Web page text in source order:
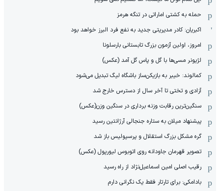
حمله به کشتی اماراتی در تنگه هرمز
اکبریان: کادر مدیریتی جدید به نفع فرد البرز خواهد بود
امروز، اولین آزمون بزرگ تابستانی بارسلونا
لژیونر مسی‌ها با گل و پاس گل آمد (عکس)
کمالوند: خیبر به بازیکن‌ساز باشگاه لیگ تبدیل می‌شود
آزادی و تختی تا آخر سال از دسترس خارج شد
سنگین‌ترین رقابت وزنه برداری در سنگین وزن(عکس)
پیشنهاد میلان به ستاره جنجالی آرژانتین رسید
گره مشکل بزرگ استقلال و پرسپولیس باز شد
تصویر قهرمان جاودانه روی اتوبوس لیورپول (عکس)
رقیب اصلی امین اسماعیل‌نژاد از راه رسید
بادامکی: برای تارتار فقط یک نگرانی دارم